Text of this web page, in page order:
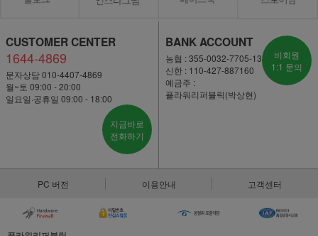
CUSTOMER CENTER
1644-4869
문자상담 010-4407-4869
월~토 09:00 - 20:00
일요일·공휴일 09:00 - 18:00
지금바로
전화하기
BANK ACCOUNT
농협 : 355-0032-7705-13
신한 : 110-427-887160
예금주 :
플라워리퍼블릭(박상현)
비회원
1:1 문의
PC 버전 이용안내 고객센터